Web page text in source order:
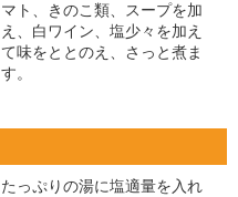
マト、きのこ類、スープを加
え、白ワイン、塩少々を加え
て味をととのえ、さっと煮ま
す。
たっぷりの湯に塩適量を入れ